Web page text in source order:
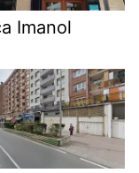
Imanol